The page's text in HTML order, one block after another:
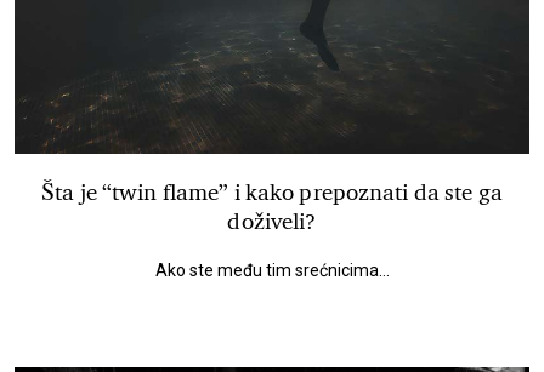
Šta je “twin flame” i kako prepoznati da ste ga
doživeli?
Ako ste među tim srećnicima...